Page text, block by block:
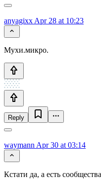
anyagixx Apr 28 at 10:23
Мухи.микро.
Reply
waymann Apr 30 at 03:14
Кстати да, а есть